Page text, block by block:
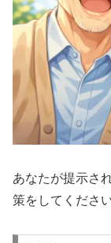
あなたが提示さ
策をしてください